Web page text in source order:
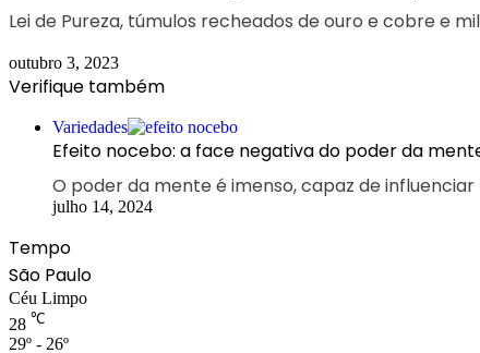
Lei de Pureza, túmulos recheados de ouro e cobre e
outubro 3, 2023
Verifique também
Variedades
Efeito nocebo: a face negativa do poder da
O poder da mente é imenso, capaz de
julho 14, 2024
Tempo
São Paulo
Céu Limpo
28 ℃
29º - 26º